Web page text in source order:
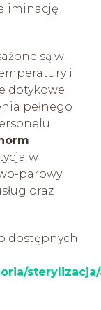
są w
i
dotykowe
pełnego
w
parowy
oraz
dostępnych